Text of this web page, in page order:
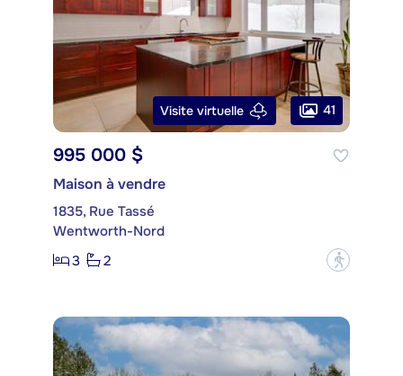
Visite virtuelle 41
995 000 $
Maison à vendre
1835, Rue Tassé
Wentworth-Nord
3
2 ?